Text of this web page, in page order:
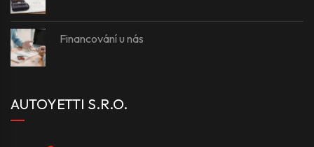
Financování u nás
AUTOYETTI S.R.O.